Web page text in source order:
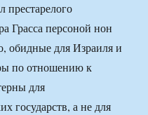
Грасса персоной нон
обидные для Израиля и
по отношению к
для
государств, а не для